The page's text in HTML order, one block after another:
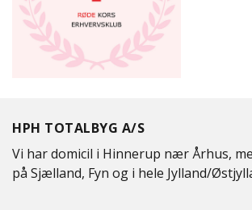
HPH TOTALBYG A/S
Vi har domicil i Hinnerup nær Århus,
på Sjælland, Fyn og i hele Jylland/